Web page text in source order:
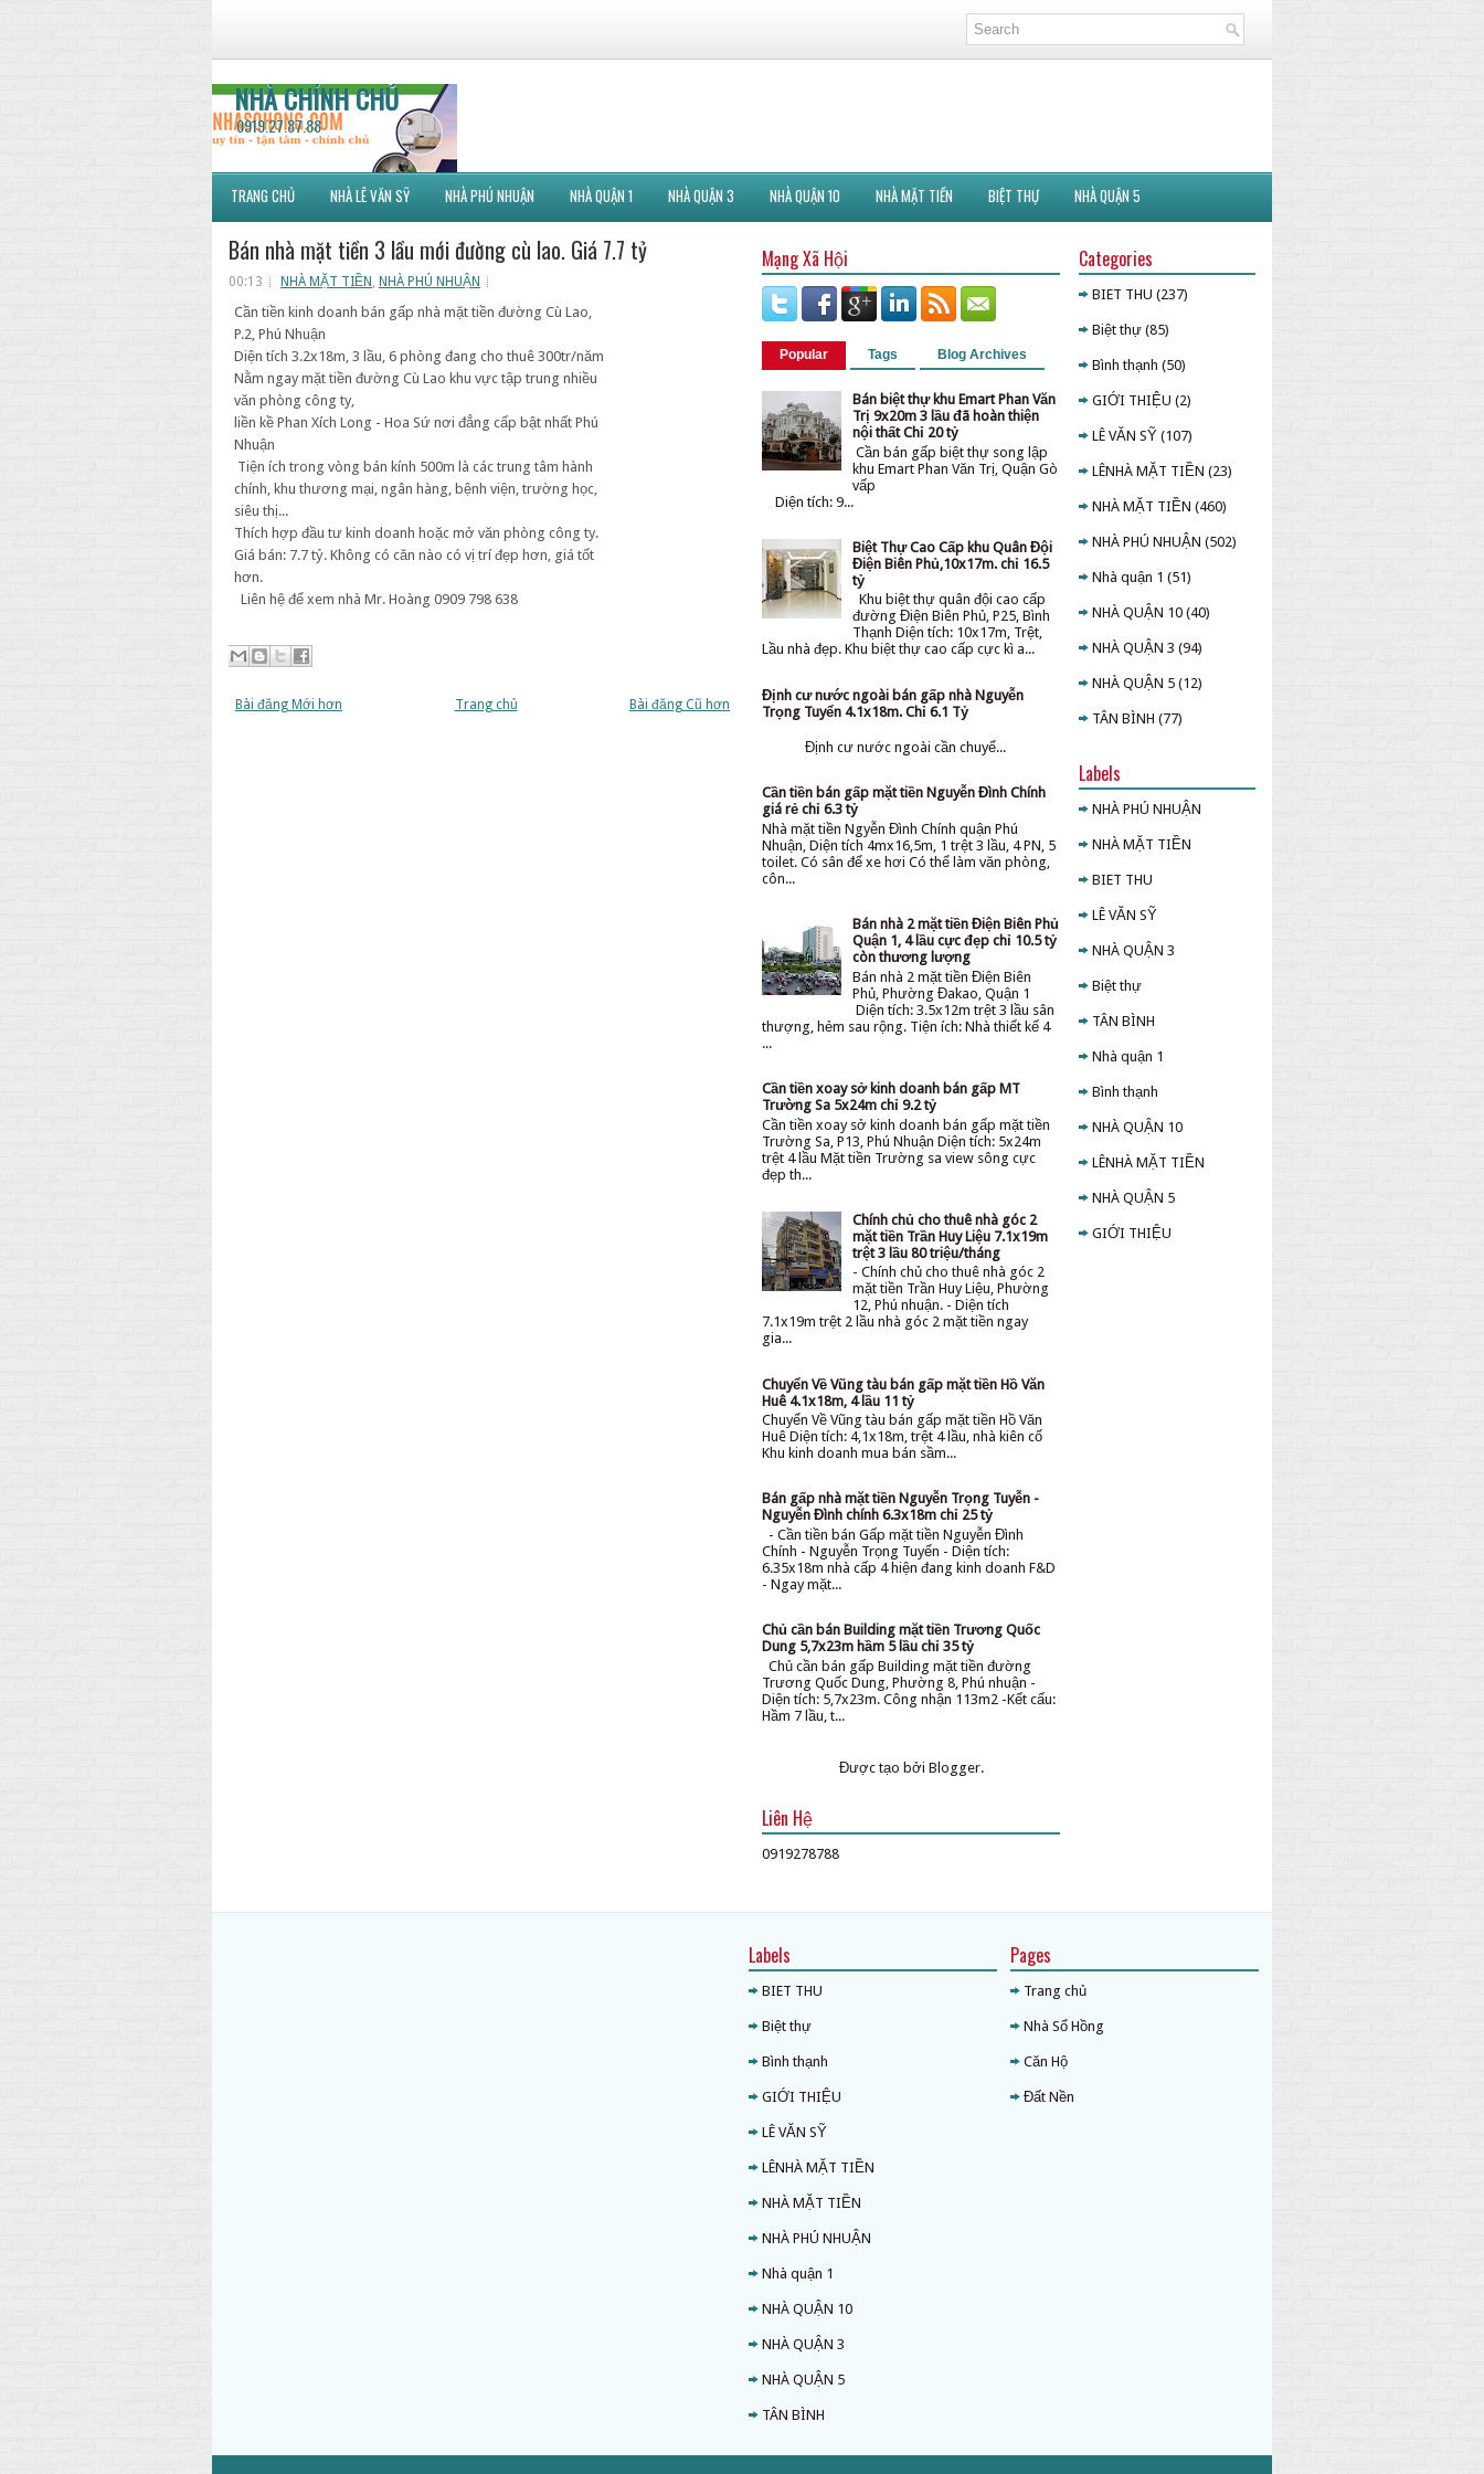
NHÀ CHÍNH CHỦ
0919.27.87.88
TRANG CHỦ NHÀ LÊ VĂN SỸ NHÀ PHÚ NHUẬN NHÀ QUẬN 1 NHÀ QUẬN 3 NHÀ QUẬN 10 NHÀ MẶT TIỀN BIỆT THỰ NHÀ QUẬN 5
Bán nhà mặt tiền 3 lầu mới đường cù lao. Giá 7.7 tỷ
00:13 NHÀ MẶT TIỀN , NHÀ PHÚ NHUẬN
Cần tiền kinh doanh bán gấp nhà mặt tiền đường Cù Lao,
P.2, Phú Nhuận
Diện tích 3.2x18m, 3 lầu, 6 phòng đang cho thuê 300tr/năm
Nằm ngay mặt tiền đường Cù Lao khu vực tập trung nhiều
văn phòng công ty,
liền kề Phan Xích Long - Hoa Sứ nơi đẳng cấp bật nhất Phú
Nhuận
Tiện ích trong vòng bán kính 500m là các trung tâm hành
chính, khu thương mại, ngân hàng, bệnh viện, trường học,
siêu thị...
Thích hợp đầu tư kinh doanh hoặc mở văn phòng công ty.
Giá bán: 7.7 tỷ. Không có căn nào có vị trí đẹp hơn, giá tốt
hơn.
Liên hệ để xem nhà Mr. Hoàng 0909 798 638
Bài đăng Mới hơn Bài đăng Cũ hơn
Trang chủ
Mạng Xã Hội
Popular Tags Blog Archives
Bán biệt thự khu Emart Phan Văn
Trị 9x20m 3 lầu đã hoàn thiện
nội thất Chỉ 20 tỷ
Cần bán gấp biệt thự song lập
khu Emart Phan Văn Trị, Quận Gò
vấp
Diện tích: 9...
Biệt Thự Cao Cấp khu Quân Đội
Điện Biên Phủ,10x17m. chỉ 16.5
tỷ
Khu biệt thự quân đội cao cấp
đường Điện Biên Phủ, P25, Bình
Thạnh Diện tích: 10x17m, Trệt,
Lầu nhà đẹp. Khu biệt thự cao cấp cực kì a...
Định cư nước ngoài bán gấp nhà Nguyễn
Trọng Tuyển 4.1x18m. Chỉ 6.1 Tỷ
Định cư nước ngoài cần chuyể...
Cần tiền bán gấp mặt tiền Nguyễn Đình Chính
giá rẻ chỉ 6.3 tỷ
Nhà mặt tiền Ngyễn Đình Chính quận Phú
Nhuận, Diện tích 4mx16,5m, 1 trệt 3 lầu, 4 PN, 5
toilet. Có sân để xe hơi Có thể làm văn phòng,
côn...
Bán nhà 2 mặt tiền Điện Biên Phủ
Quận 1, 4 lầu cực đẹp chỉ 10.5 tỷ
còn thương lượng
Bán nhà 2 mặt tiền Điện Biên
Phủ, Phường Đakao, Quận 1
Diện tích: 3.5x12m trệt 3 lầu sân
thượng, hẻm sau rộng. Tiện ích: Nhà thiết kế 4
...
Cần tiền xoay sở kinh doanh bán gấp MT
Trường Sa 5x24m chỉ 9.2 tỷ
Cần tiền xoay sở kinh doanh bán gấp mặt tiền
Trường Sa, P13, Phú Nhuận Diện tích: 5x24m
trệt 4 lầu Mặt tiền Trường sa view sông cực
đẹp th...
Chính chủ cho thuê nhà góc 2
mặt tiền Trần Huy Liệu 7.1x19m
trệt 3 lầu 80 triệu/tháng
- Chính chủ cho thuê nhà góc 2
mặt tiền Trần Huy Liệu, Phường
12, Phú nhuận. - Diện tích
7.1x19m trệt 2 lầu nhà góc 2 mặt tiền ngay
gia...
Chuyển Về Vũng tàu bán gấp mặt tiền Hồ Văn
Huê 4.1x18m, 4 lầu 11 tỷ
Chuyển Về Vũng tàu bán gấp mặt tiền Hồ Văn
Huê Diện tích: 4,1x18m, trệt 4 lầu, nhà kiên cố
Khu kinh doanh mua bán sầm...
Bán gấp nhà mặt tiền Nguyễn Trọng Tuyễn -
Nguyễn Đình chính 6.3x18m chỉ 25 tỷ
- Cần tiền bán Gấp mặt tiền Nguyễn Đình
Chính - Nguyễn Trọng Tuyển - Diện tích:
6.35x18m nhà cấp 4 hiện đang kinh doanh F&D
- Ngay mặt...
Chủ cần bán Building mặt tiền Trương Quốc
Dung 5,7x23m hầm 5 lầu chỉ 35 tỷ
Chủ cần bán gấp Building mặt tiền đường
Trương Quốc Dung, Phường 8, Phú nhuận -
Diện tích: 5,7x23m. Công nhận 113m2 -Kết cấu:
Hầm 7 lầu, t...
Được tạo bởi Blogger.
Liên Hệ
0919278788
Categories
BIET THU (237)
Biệt thự (85)
Bình thạnh (50)
GIỚI THIỆU (2)
LÊ VĂN SỸ (107)
LÊNHÀ MẶT TIỀN (23)
NHÀ MẶT TIỀN (460)
NHÀ PHÚ NHUẬN (502)
Nhà quận 1 (51)
NHÀ QUẬN 10 (40)
NHÀ QUẬN 3 (94)
NHÀ QUẬN 5 (12)
TÂN BÌNH (77)
Labels
NHÀ PHÚ NHUẬN
NHÀ MẶT TIỀN
BIET THU
LÊ VĂN SỸ
NHÀ QUẬN 3
Biệt thự
TÂN BÌNH
Nhà quận 1
Bình thạnh
NHÀ QUẬN 10
LÊNHÀ MẶT TIỀN
NHÀ QUẬN 5
GIỚI THIỆU
Labels
BIET THU
Biệt thự
Bình thạnh
GIỚI THIỆU
LÊ VĂN SỸ
LÊNHÀ MẶT TIỀN
NHÀ MẶT TIỀN
NHÀ PHÚ NHUẬN
Nhà quận 1
NHÀ QUẬN 10
NHÀ QUẬN 3
NHÀ QUẬN 5
TÂN BÌNH
Pages
Trang chủ
Nhà Sổ Hồng
Căn Hộ
Đất Nền